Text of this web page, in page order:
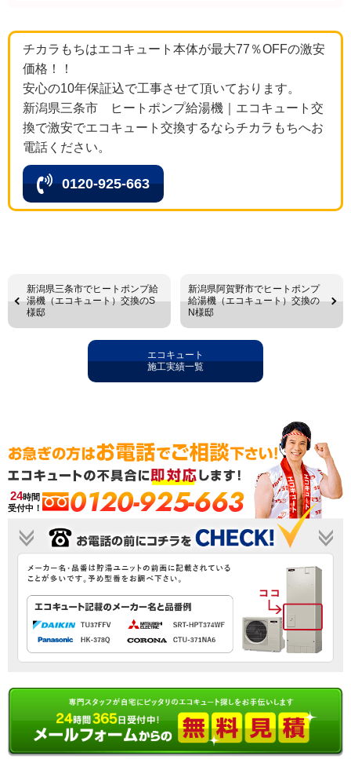
チカラもちはエコキュート本体が最大77％OFFの激安
価格！！
安心の10年保証込で工事させて頂いております。
新潟県三条市 ヒートポンプ給湯機｜エコキュート交
換で激安でエコキュート交換するならチカラもちへお
電話ください。
0120-925-663
新潟県三条市でヒートポンプ給
湯機（エコキュート）交換のS
様邸
新潟県阿賀野市でヒートポンプ
給湯機（エコキュート）交換の
N様邸
エコキュート
施工実績一覧
24時間
受付中！
0120-925-663